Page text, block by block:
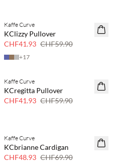
SAVE20
30 % Rabatt
Kaffe Curve
KClizzy Pullover
CHF41.93 CHF59.90
+17
SAVE20
30 % Rabatt
Kaffe Curve
KCregitta Pullover
CHF41.93 CHF59.90
SAVE20
Kaffe Curve
KCbrianne Cardigan
CHF48.93 CHF69.90